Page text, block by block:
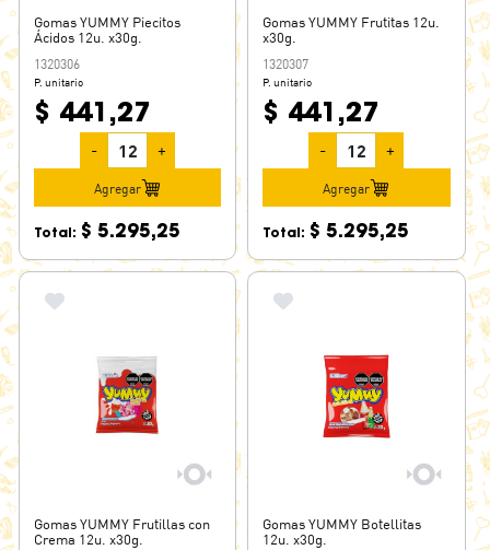
Gomas YUMMY Piecitos
Ácidos 12u. x30g.
1320306
P. unitario
$ 441,27
- +
Agregar
Total: $ 5.295,25
Gomas YUMMY Frutitas 12u.
x30g.
1320307
P. unitario
$ 441,27
- +
Agregar
Total: $ 5.295,25
Gomas YUMMY Frutillas con
Crema 12u. x30g.
Gomas YUMMY Botellitas
12u. x30g.